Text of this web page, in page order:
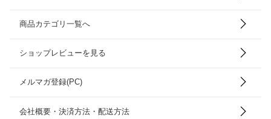
商品カテゴリ一覧へ
ショップレビューを見る
メルマガ登録(PC)
会社概要・決済方法・配送方法